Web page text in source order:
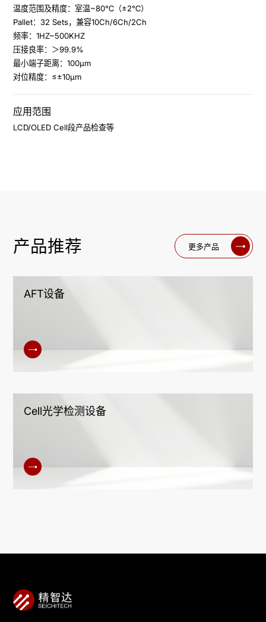
温度范围及精度：室温~80℃（±2℃）
Pallet：32 Sets，兼容10Ch/6Ch/2Ch
频率：1HZ~500KHZ
压接良率：＞99.9%
最小端子距离：100μm
对位精度：≤±10μm
应用范围
LCD/OLED Cell段产品检查等
产品推荐 更多产品
AFT设备
Cell光学检测设备